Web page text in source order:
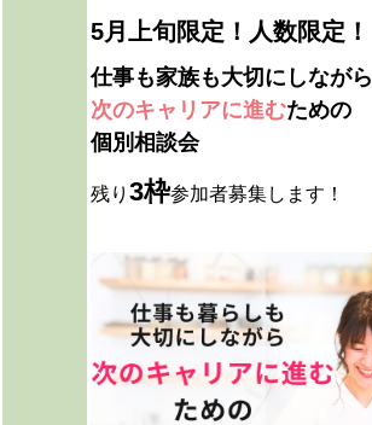
5月上旬限定！人数限定！
仕事も家族も大切にしながら
次のキャリアに進むための
個別相談会
残り 3枠参加者募集します！